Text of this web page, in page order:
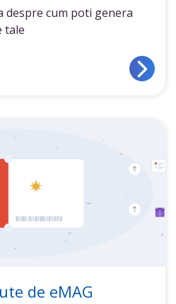
despre cum poti genera
tale
de eMAG